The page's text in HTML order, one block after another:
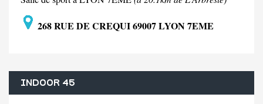
268 RUE DE CREQUI 69007 LYON 7EME
INDOOR 45